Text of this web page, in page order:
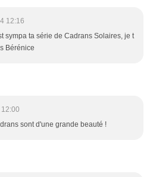
12:16
sympa ta série de Cadrans Solaires, je t
Bérénice
sont d'une grande beauté !